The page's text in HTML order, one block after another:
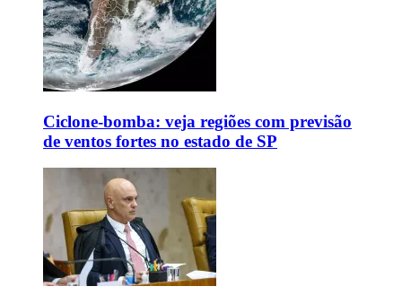
Ciclone-bomba: veja regiões com previsão
de ventos fortes no estado de SP